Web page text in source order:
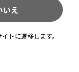
いえ
トに遷移します。